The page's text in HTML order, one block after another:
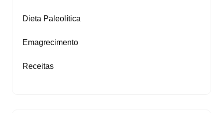
Dieta Paleolítica
Emagrecimento
Receitas